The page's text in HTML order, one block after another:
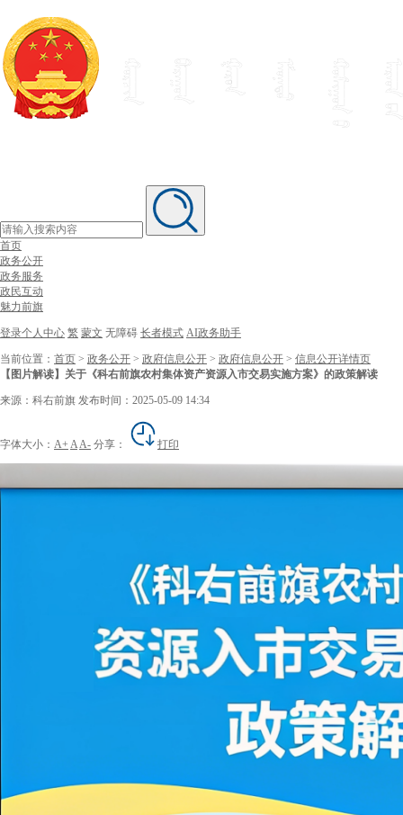
首页
政务公开
政务服务
政民互动
魅力前旗
登录个人中心 繁 蒙文 无障碍 长者模式 AI政务助手
当前位置： 首页 > 政务公开 > 政府信息公开 > 政府信息公开 > 信息公开详情页
【图片解读】关于《科右前旗农村集体资产资源入市交易实施方案》的政策解读
来源：科右前旗 发布时间：2025-05-09 14:34
字体大小： A+ AA- 分享： 打印